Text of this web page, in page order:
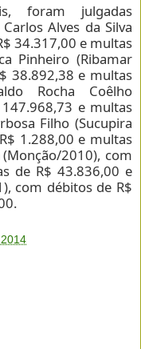
foram julgadas
Alves da Silva
34.317,00 e multas
Pinheiro (Ribamar
38.892,38 e multas
Rocha Coêlho
e multas
Filho (Sucupira
1.288,00 e multas
(Monção/2010), com
de R$ 43.836,00 e
com débitos de R$